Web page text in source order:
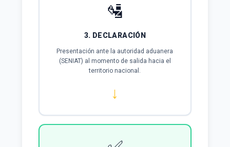
🛂
3. DECLARACIÓN
Presentación ante la autoridad aduanera
(SENIAT) al momento de salida hacia el
territorio nacional.
↓